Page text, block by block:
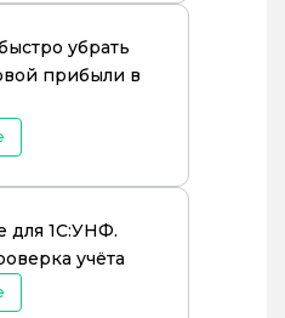
убрать
прибыли в
для 1С:УНФ.
учёта